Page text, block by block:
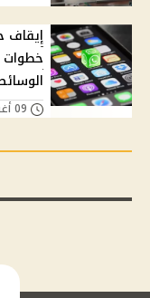
إيقاف
خطوات